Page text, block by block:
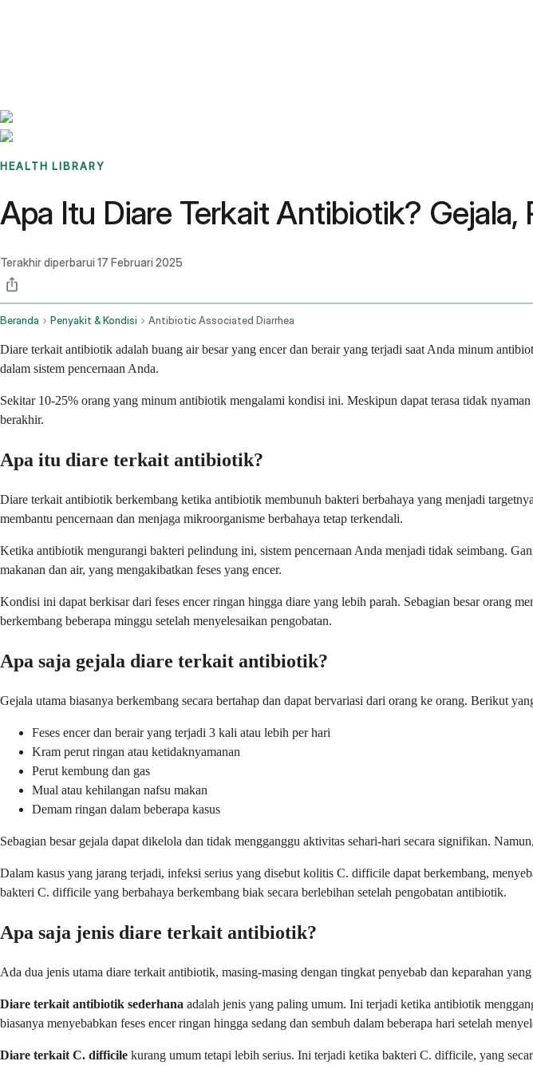
HEALTH LIBRARY
Apa Itu Diare Terkait Antibiotik? Gejala,
Terakhir diperbarui 17 Februari 2025
Beranda Penyakit & Kondisi Antibiotic Associated Diarrhea
Diare terkait antibiotik adalah buang air besar yang encer dan berair yang terjadi saat Anda minum
dalam sistem pencernaan Anda.
Sekitar 10-25% orang yang minum antibiotik mengalami kondisi ini. Meskipun dapat terasa tidak
berakhir.
Apa itu diare terkait antibiotik?
Diare terkait antibiotik berkembang ketika antibiotik membunuh bakteri berbahaya yang menjadi
membantu pencernaan dan menjaga mikroorganisme berbahaya tetap terkendali.
Ketika antibiotik mengurangi bakteri pelindung ini, sistem pencernaan Anda menjadi tidak seimbang.
makanan dan air, yang mengakibatkan feses yang encer.
Kondisi ini dapat berkisar dari feses encer ringan hingga diare yang lebih parah. Sebagian besar orang
berkembang beberapa minggu setelah menyelesaikan pengobatan.
Apa saja gejala diare terkait antibiotik?
Gejala utama biasanya berkembang secara bertahap dan dapat bervariasi dari orang ke orang. Berikut
Feses encer dan berair yang terjadi 3 kali atau lebih per hari
Kram perut ringan atau ketidaknyamanan
Perut kembung dan gas
Mual atau kehilangan nafsu makan
Demam ringan dalam beberapa kasus
Sebagian besar gejala dapat dikelola dan tidak mengganggu aktivitas sehari-hari secara signifikan.
Dalam kasus yang jarang terjadi, infeksi serius yang disebut kolitis C. difficile dapat berkembang,
bakteri C. difficile yang berbahaya berkembang biak secara berlebihan setelah pengobatan antibiotik.
Apa saja jenis diare terkait antibiotik?
Ada dua jenis utama diare terkait antibiotik, masing-masing dengan tingkat penyebab dan keparahan yang
Diare terkait antibiotik sederhana adalah jenis yang paling umum. Ini terjadi ketika antibiotik
biasanya menyebabkan feses encer ringan hingga sedang dan sembuh dalam beberapa hari setelah
Diare terkait C. difficile kurang umum tetapi lebih serius. Ini terjadi ketika bakteri C. difficile, yang